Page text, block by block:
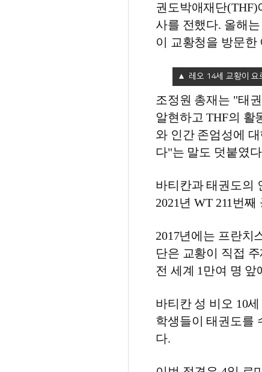
권도박애재단
사를 전했다. 올해
이 교황청을 방문한
레오 14세 교황이 요
조정원 총재는 "태
알현하고 THF의 활
와 인간 존엄성에
다"는 말도 덧붙였
바티칸과 태권도의
2021년 WT 211번
2017년에는 프란치
단은 교황이 직접
전 세계 1만여 명
바티칸 성 비오 10
학생들이 태권도를
다.